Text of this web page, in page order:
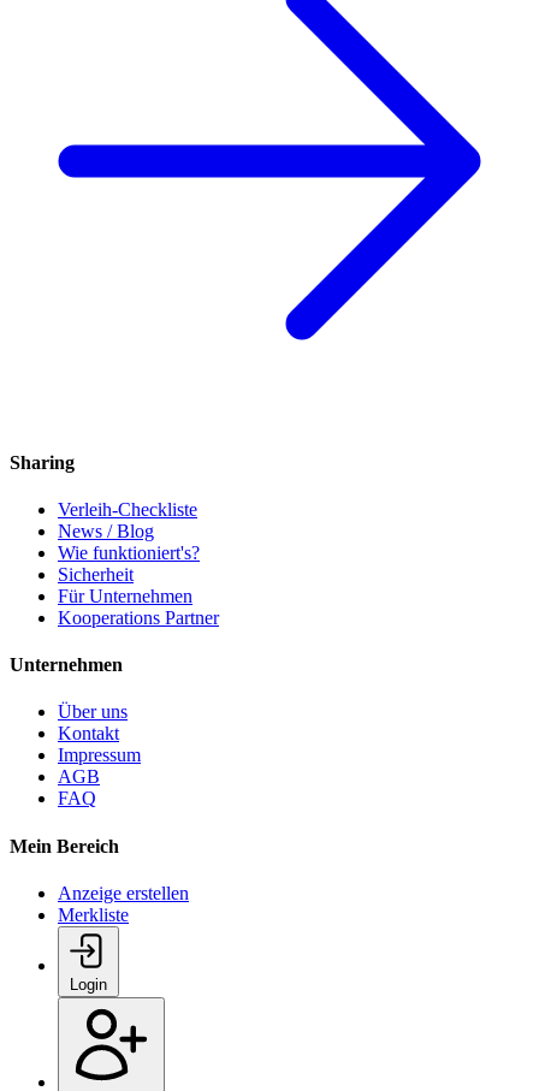
Sharing
Verleih-Checkliste
News / Blog
Wie funktioniert's?
Sicherheit
Für Unternehmen
Kooperations Partner
Unternehmen
Über uns
Kontakt
Impressum
AGB
FAQ
Mein Bereich
Anzeige erstellen
Merkliste
Login